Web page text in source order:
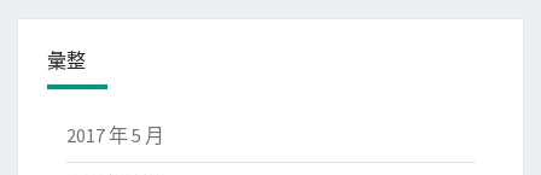
彙整
2017 年 5 月